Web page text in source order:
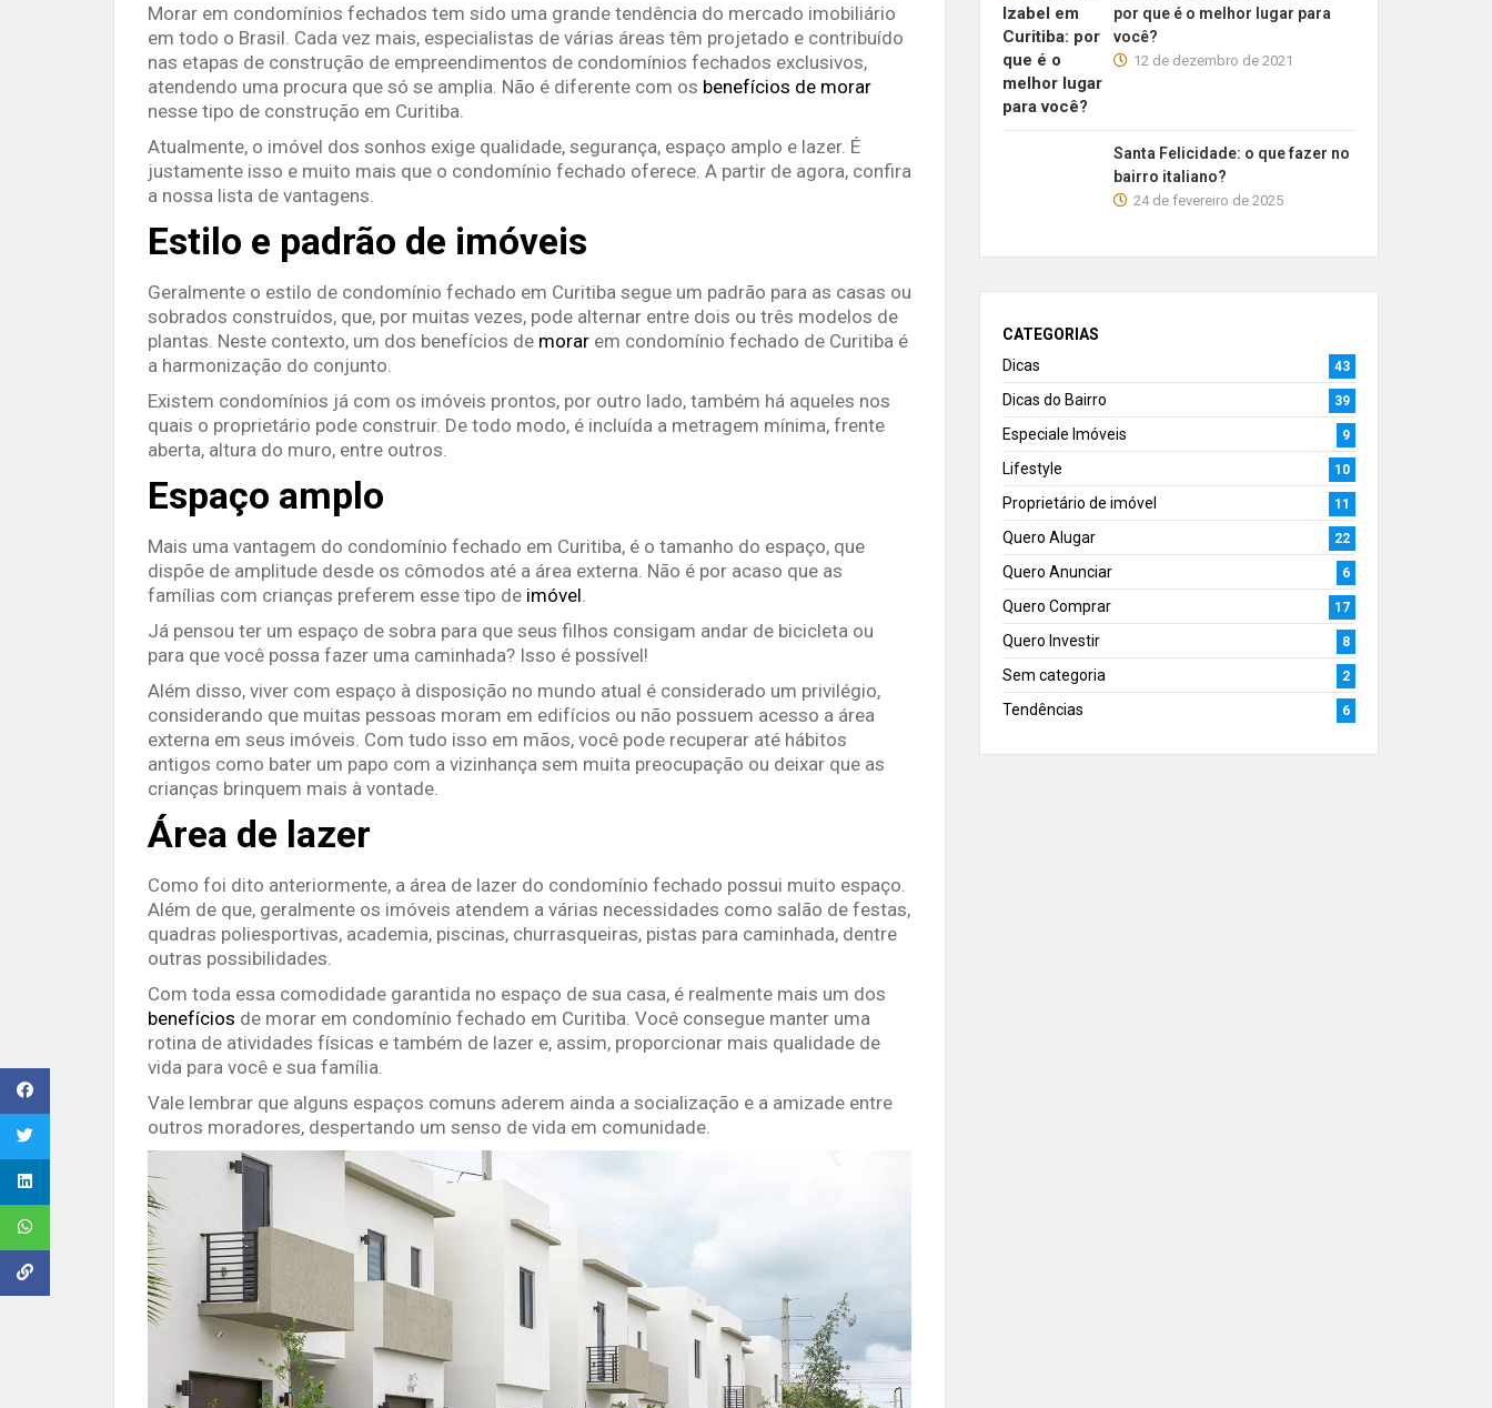
Morar em condomínios fechados tem sido uma grande tendência do mercado imobiliário
em todo o Brasil. Cada vez mais, especialistas de várias áreas têm projetado e contribuído
nas etapas de construção de empreendimentos de condomínios fechados exclusivos,
atendendo uma procura que só se amplia. Não é diferente com os benefícios de morar
nesse tipo de construção em Curitiba.
Atualmente, o imóvel dos sonhos exige qualidade, segurança, espaço amplo e lazer. É
justamente isso e muito mais que o condomínio fechado oferece. A partir de agora, confira
a nossa lista de vantagens.
Estilo e padrão de imóveis
Geralmente o estilo de condomínio fechado em Curitiba segue um padrão para as casas ou
sobrados construídos, que, por muitas vezes, pode alternar entre dois ou três modelos de
plantas. Neste contexto, um dos benefícios de morar em condomínio fechado de Curitiba é
a harmonização do conjunto.
Existem condomínios já com os imóveis prontos, por outro lado, também há aqueles nos
quais o proprietário pode construir. De todo modo, é incluída a metragem mínima, frente
aberta, altura do muro, entre outros.
Espaço amplo
Mais uma vantagem do condomínio fechado em Curitiba, é o tamanho do espaço, que
dispõe de amplitude desde os cômodos até a área externa. Não é por acaso que as
famílias com crianças preferem esse tipo de imóvel
Já pensou ter um espaço de sobra para que seus filhos consigam andar de bicicleta ou
para que você possa fazer uma caminhada? Isso é possível!
Além disso, viver com espaço à disposição no mundo atual é considerado um privilégio,
considerando que muitas pessoas moram em edifícios ou não possuem acesso a área
externa em seus imóveis. Com tudo isso em mãos, você pode recuperar até hábitos
antigos como bater um papo com a vizinhança sem muita preocupação ou deixar que as
crianças brinquem mais à vontade.
Área de lazer
Como foi dito anteriormente, a área de lazer do condomínio fechado possui muito espaço.
Além de que, geralmente os imóveis atendem a várias necessidades como salão de festas,
quadras poliesportivas, academia, piscinas, churrasqueiras, pistas para caminhada, dentre
outras possibilidades.
Com toda essa comodidade garantida no espaço de sua casa, é realmente mais um dos
benefícios de morar em condomínio fechado em Curitiba. Você consegue manter uma
rotina de atividades físicas e também de lazer e, assim, proporcionar mais qualidade de
vida para você e sua família.
Vale lembrar que alguns espaços comuns aderem ainda a socialização e a amizade entre
outros moradores, despertando um senso de vida em comunidade.
por que é o melhor lugar para
você?
12 de dezembro de 2021
Santa Felicidade: o que fazer no
bairro italiano?
24 de fevereiro de 2025
CATEGORIAS
Dicas
43
Dicas do Bairro 39
Especiale Imóveis 9
Lifestyle 10
Proprietário de imóvel 11
Quero Alugar 22
Quero Anunciar 6
Quero Comprar 17
Quero Investir 8
Sem categoria 2
Tendências 6